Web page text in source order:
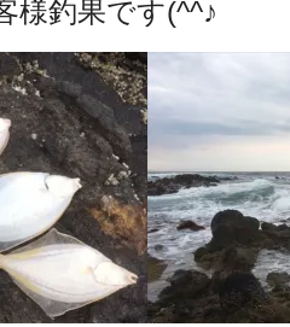
様釣果です(^^♪